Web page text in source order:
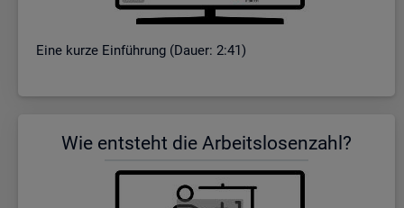
Eine kurze Ein­füh­rung (Dauer: 2:41)
Wie ent­steht die Ar­beits­lo­sen­zahl?